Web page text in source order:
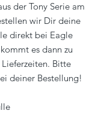
der Tony Serie am
wir Dir deine
direkt bei Eagle
es dann zu
Bitte
deiner Bestellung!